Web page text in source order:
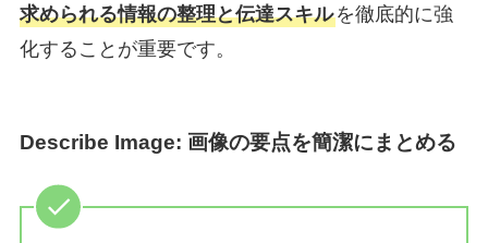
求められる情報の整理と伝達スキルを徹底的に強
化することが重要です。
Describe Image: 画像の要点を簡潔にまとめる